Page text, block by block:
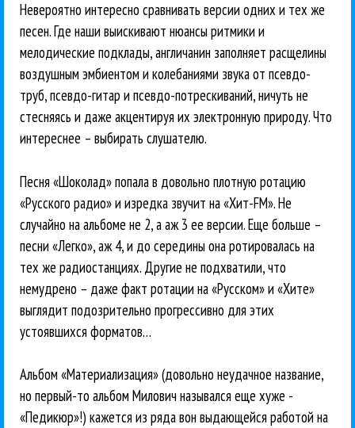
Невероятно интересно сравнивать версии одних и тех же
песен. Где наши выискивают нюансы ритмики и
мелодические подклады, англичанин заполняет расщелины
воздушным эмбиентом и колебаниями звука от псевдо-
труб, псевдо-гитар и псевдо-потрескиваний, ничуть не
стесняясь и даже акцентируя их электронную природу. Что
интереснее – выбирать слушателю.
Песня «Шоколад» попала в довольно плотную ротацию
«Русского радио» и изредка звучит на «Хит-FM». Не
случайно на альбоме не 2, а аж 3 ее версии. Еще больше –
песни «Легко», аж 4, и до середины она ротировалась на
тех же радиостанциях. Другие не подхватили, что
немудрено – даже факт ротации на «Русском» и «Хите»
выглядит подозрительно прогрессивно для этих
устоявшихся форматов…
Альбом «Материализация» (довольно неудачное название,
но первый-то альбом Милович назывался еще хуже -
«Педикюр»!) кажется из ряда вон выдающейся работой на